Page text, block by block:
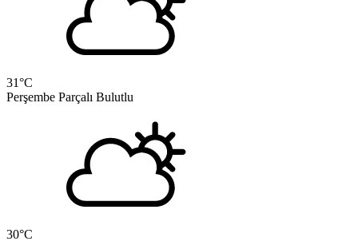
31°C
Perşembe Parçalı Bulutlu
30°C